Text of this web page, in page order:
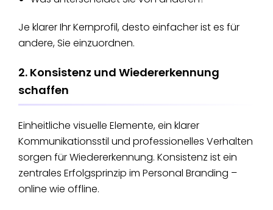
Je klarer Ihr Kernprofil, desto einfacher ist es für
andere, Sie einzuordnen.
2. Konsistenz und Wiedererkennung
schaffen
Einheitliche visuelle Elemente, ein klarer
Kommunikationsstil und professionelles Verhalten
sorgen für Wiedererkennung. Konsistenz ist ein
zentrales Erfolgsprinzip im Personal Branding –
online wie offline.